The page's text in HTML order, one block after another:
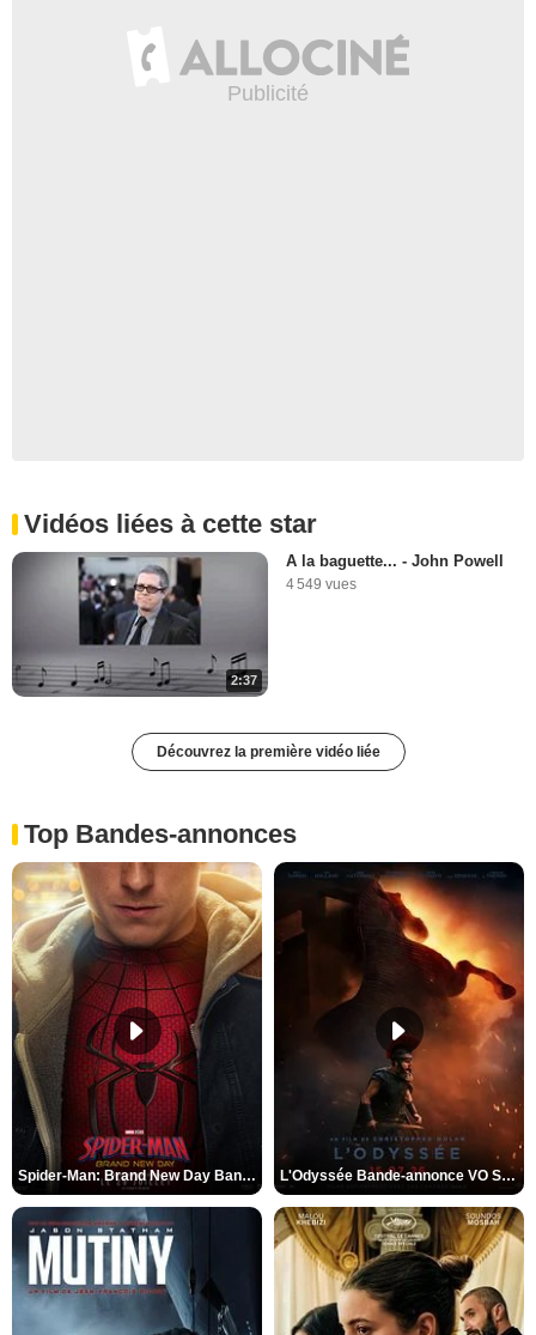
Vidéos liées à cette star
2:37
A la baguette... - John Powell
4 549 vues
Découvrez la première vidéo liée
Top Bandes-annonces
Spider-Man: Brand New Day Bande-annonce VO STFR L'Odyssée Bande-annonce VO STFR